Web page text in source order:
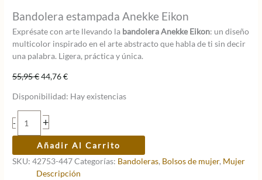
Bandolera estampada Anekke Eikon
Exprésate con arte llevando la bandolera Anekke Eikon: un diseño
multicolor inspirado en el arte abstracto que habla de ti sin decir
una palabra. Ligera, práctica y única.
55,95€El
original
era:
55,95 €.
44,76€El
actual
Disponibilidad: Hay existencias
-
Bandolera
estampada
Anekke
Eikon
cantidad
+
Añadir Al Carrito
SKU:42753-447Categorías: Bandoleras, Bolsos de mujer, Mujer
Descripción